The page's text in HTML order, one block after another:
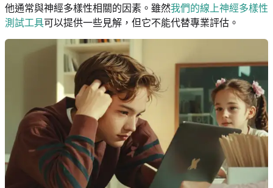
他通常與神經多樣性相關的因素。雖然我們的線上神經多樣性
測試工具可以提供一些見解，但它不能代替專業評估。